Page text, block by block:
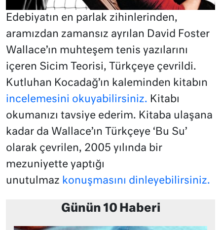
Edebiyatın en parlak zihinlerinden,
aramızdan zamansız ayrılan David Foster
Wallace’ın muhteşem tenis yazılarını
içeren Sicim Teorisi, Türkçeye çevrildi.
Kutluhan Kocadağ’ın kaleminden kitabın
incelemesini okuyabilirsiniz. Kitabı
okumanızı tavsiye ederim. Kitaba ulaşana
kadar da Wallace’ın Türkçeye ‘Bu Su’
olarak çevrilen, 2005 yılında bir
mezuniyette yaptığı
unutulmaz konuşmasını dinleyebilirsiniz.
Günün 10 Haberi